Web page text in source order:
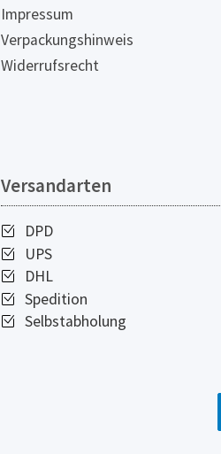
Impressum
Verpackungshinweis
Widerrufsrecht
Versandarten
DPD
UPS
DHL
Spedition
Selbstabholung